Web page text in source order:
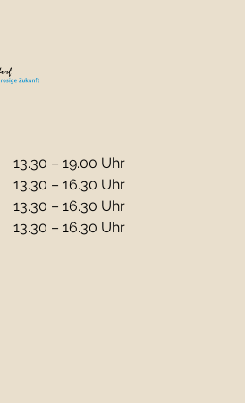
13.30 – 19.00 Uhr
13.30 – 16.30 Uhr
13.30 – 16.30 Uhr
13.30 – 16.30 Uhr